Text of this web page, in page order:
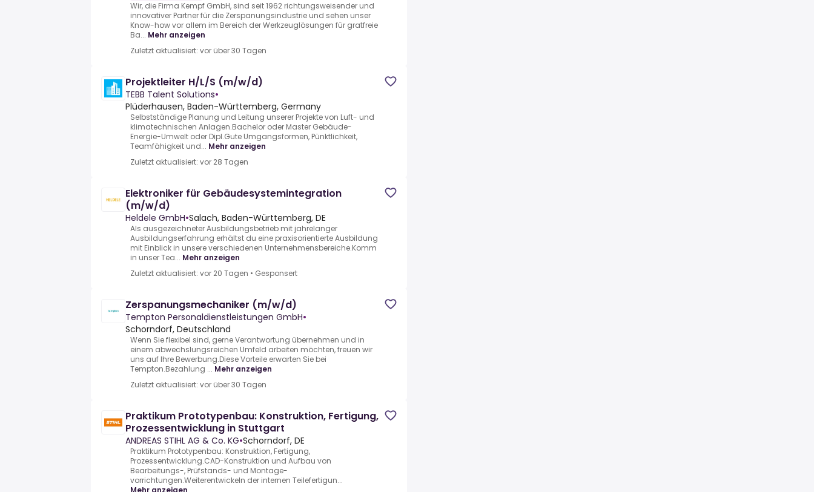
Wir, die Firma Kempf GmbH, sind seit 1962 richtungsweisender und
innovativer Partner für die Zerspanungsindustrie und sehen unser
Know-how vor allem im Bereich der Werkzeuglösungen für gratfreie
Ba... Mehr anzeigen
Zuletzt aktualisiert: vor über 30 Tagen
Projektleiter H/L/S (m/w/d)
TEBB Talent Solutions•
Plüderhausen, Baden-Württemberg, Germany
Selbstständige Planung und Leitung unserer Projekte von Luft- und
klimatechnischen Anlagen.Bachelor oder Master Gebäude-
Energie-Umwelt oder Dipl.Gute Umgangsformen, Pünktlichkeit,
Teamfähigkeit und... Mehr anzeigen
Zuletzt aktualisiert: vor 28 Tagen
Elek­tro­ni­ker für Ge­bäu­de­sys­tem­in­te­gra­ti­on
(m/w/d)
Heldele GmbH•Salach, Baden-Württemberg, DE
Als ausgezeichneter Ausbildungsbetrieb mit jahrelanger
Ausbildungserfahrung erhältst du eine praxisorientierte Ausbildung
mit Einblick in unsere verschiedenen Unternehmensbereiche.Komm
in unser Tea... Mehr anzeigen
Zuletzt aktualisiert: vor 20 Tagen • Gesponsert
Zerspanungsmechaniker (m/w/d)
Tempton Personaldienstleistungen GmbH•
Schorndorf, Deutschland
Wenn Sie flexibel sind, gerne Verantwortung übernehmen und in
einem abwechslungsreichen Umfeld arbeiten möchten, freuen wir
uns auf Ihre Bewerbung.Diese Vorteile erwarten Sie bei
Tempton.Bezahlung ... Mehr anzeigen
Zuletzt aktualisiert: vor über 30 Tagen
Praktikum Prototypenbau: Konstruktion, Fertigung,
Prozessentwicklung in Stuttgart
ANDREAS STIHL AG & Co. KG•Schorndorf, DE
Praktikum Prototypenbau: Konstruktion, Fertigung,
Prozessentwicklung.CAD-Konstruktion und Aufbau von
Bearbeitungs-, Prüfstands- und Montage-
vorrichtungen.Weiterentwickeln der internen Teilefertigun...